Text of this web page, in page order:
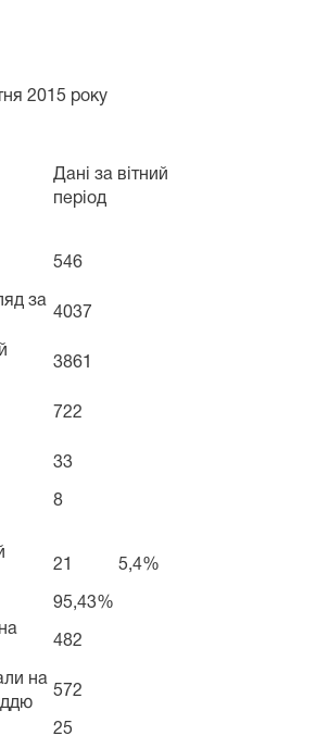
2015 року
Дані за вітний
період
546
за
4037
3861
722
33
8
21 5,4%
95,43%
482
на
572
25